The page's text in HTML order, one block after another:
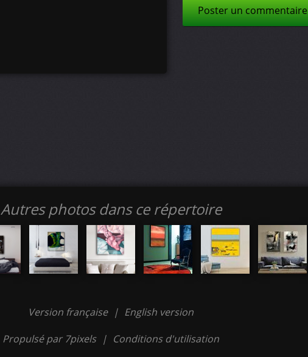
Poster un commentaire
Autres photos dans ce répertoire
Version française | English version
Propulsé par 7pixels | Conditions d'utilisation